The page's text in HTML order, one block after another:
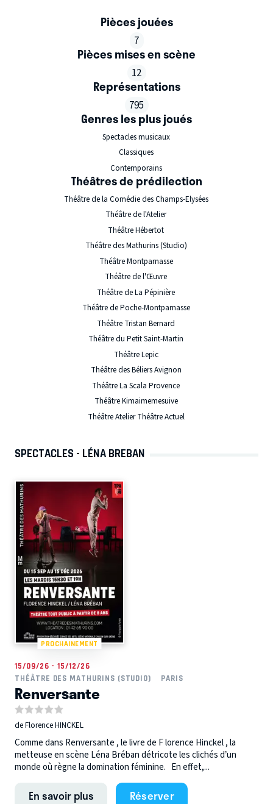
Pièces jouées
7
Pièces mises en scène
12
Représentations
795
Genres les plus joués
Spectacles musicaux
Classiques
Contemporains
Théâtres de prédilection
Théâtre de la Comédie des Champs-Elysées
Théâtre de l'Atelier
Théâtre Hébertot
Théâtre des Mathurins (Studio)
Théâtre Montparnasse
Théâtre de l'Œuvre
Théâtre de La Pépinière
Théâtre de Poche-Montparnasse
Théâtre Tristan Bernard
Théâtre du Petit Saint-Martin
Théâtre Lepic
Théâtre des Béliers Avignon
Théâtre La Scala Provence
Théâtre Kimaimemesuive
Théâtre Atelier Théâtre Actuel
SPECTACLES - LÉNA BREBAN
PROCHAINEMENT
15/09/26 - 15/12/26
THÉÂTRE DES MATHURINS (STUDIO)
PARIS
Renversante
de Florence HINCKEL
Comme dans Renversante , le livre de F lorence Hinckel , la
metteuse en scène Léna Bréban détricote les clichés d’un
monde où règne la domination féminine. En effet,...
En savoir plus Réserver